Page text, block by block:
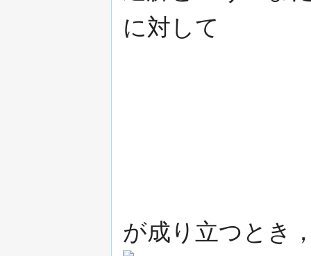
に対して
が成り立つとき